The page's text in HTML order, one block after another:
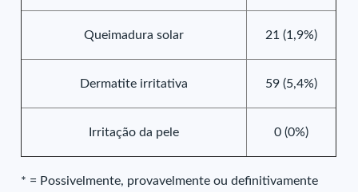
Queimadura solar 21 (1,9%)
Dermatite irritativa 59 (5,4%)
Irritação da pele 0 (0%)
* = Possivelmente, provavelmente ou definitivamente